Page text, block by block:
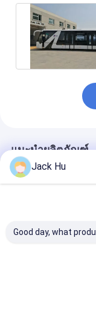
แนะนำผลิตภัณฑ์
Jack Hu
Good day, what